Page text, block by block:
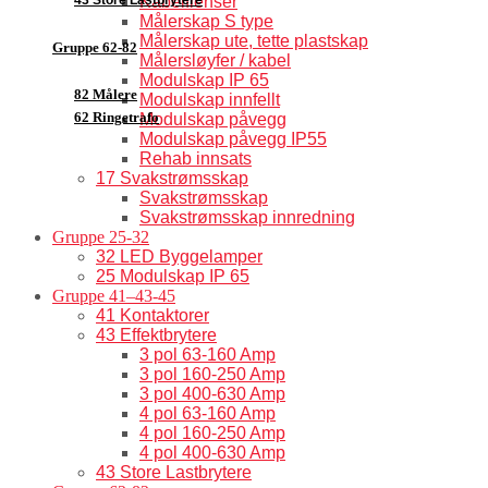
Gruppe 62-82
82 Målere
62 Ringetrafo
Målerskap S type
Målerskap ute, tette plastskap
Målersløyfer / kabel
Modulskap IP 65
Modulskap innfellt
Modulskap påvegg
Modulskap påvegg IP55
Rehab innsats
17 Svakstrømsskap
Svakstrømsskap
Svakstrømsskap innredning
Gruppe 25-32
32 LED Byggelamper
25 Modulskap IP 65
Gruppe 41–43-45
41 Kontaktorer
43 Effektbrytere
3 pol 63-160 Amp
3 pol 160-250 Amp
3 pol 400-630 Amp
4 pol 63-160 Amp
4 pol 160-250 Amp
4 pol 400-630 Amp
43 Store Lastbrytere